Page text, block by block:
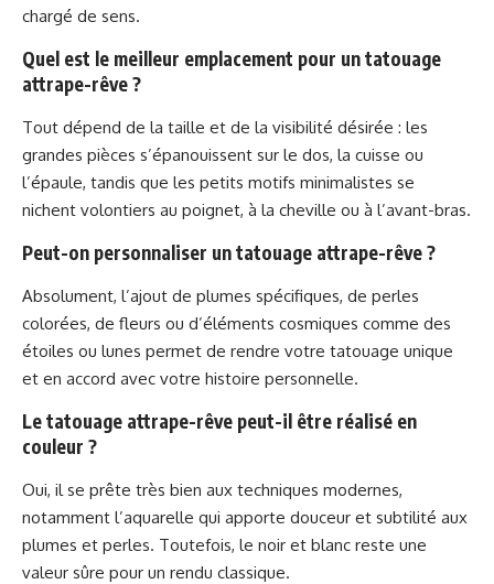
chargé de sens.
Quel est le meilleur emplacement pour un tatouage
attrape-rêve ?
Tout dépend de la taille et de la visibilité désirée : les
grandes pièces s’épanouissent sur le dos, la cuisse ou
l’épaule, tandis que les petits motifs minimalistes se
nichent volontiers au poignet, à la cheville ou à l’avant-bras.
Peut-on personnaliser un tatouage attrape-rêve ?
Absolument, l’ajout de plumes spécifiques, de perles
colorées, de fleurs ou d’éléments cosmiques comme des
étoiles ou lunes permet de rendre votre tatouage unique
et en accord avec votre histoire personnelle.
Le tatouage attrape-rêve peut-il être réalisé en
couleur ?
Oui, il se prête très bien aux techniques modernes,
notamment l’aquarelle qui apporte douceur et subtilité aux
plumes et perles. Toutefois, le noir et blanc reste une
valeur sûre pour un rendu classique.